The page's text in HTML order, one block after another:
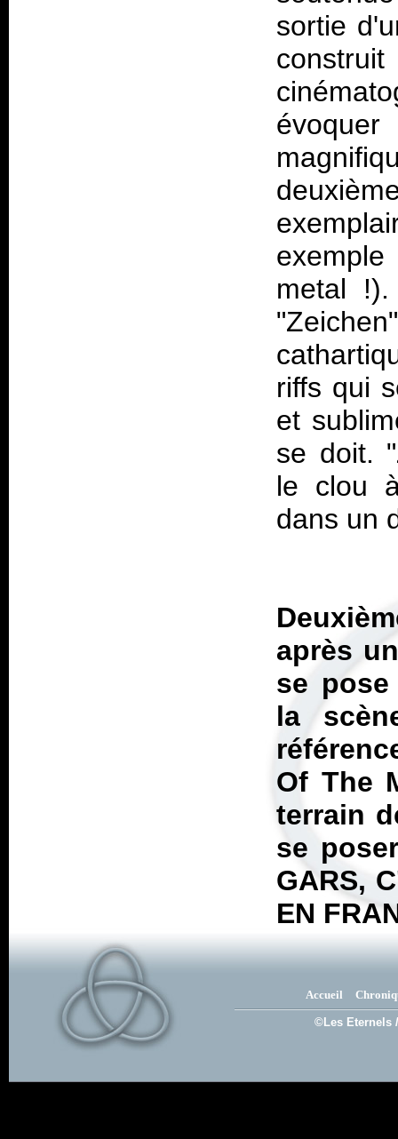
sortie
metal
riffs qui
et
se doit.
le clou
dans un
après
se
la
Of The
terrain
se
GARS,
EN
Accueil
©Les Eternels